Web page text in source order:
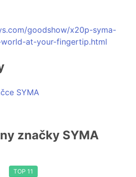
goodshow/x20p-syma-
at-your-fingertip.html
SYMA
značky SYMA
TOP 11